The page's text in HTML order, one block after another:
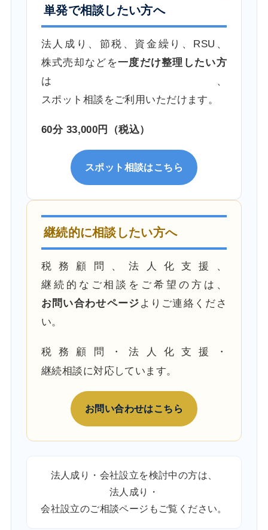
単発で相談したい方へ
法人成り、節税、資金繰り、RSU、
株式売却などを一度だけ整理したい方
は、
スポット相談をご利用いただけます。
60分 33,000円（税込）
スポット相談はこちら
継続的に相談したい方へ
税務顧問、法人化支援、
継続的なご相談をご希望の方は、
お問い合わせページ よりご連絡くださ
い。
税務顧問・法人化支援・
継続相談に対応しています。
お問い合わせはこちら
法人成り・会社設立を検討中の方は、
法人成り・
会社設立のご相談ページ もご覧ください。